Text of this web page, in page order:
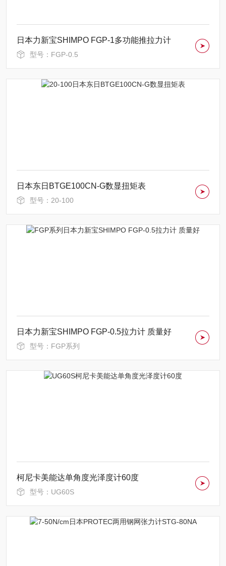
日本力新宝SHIMPO FGP-1多功能推拉力计
型号：FGP-0.5
日本东日BTGE100CN-G数显扭矩表
型号：20-100
日本力新宝SHIMPO FGP-0.5拉力计 质量好
型号：FGP系列
柯尼卡美能达单角度光泽度计60度
型号：UG60S